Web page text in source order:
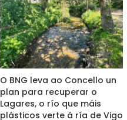
O BNG leva ao Concello un
plan para recuperar o
Lagares, o río que máis
plásticos verte á ría de Vigo